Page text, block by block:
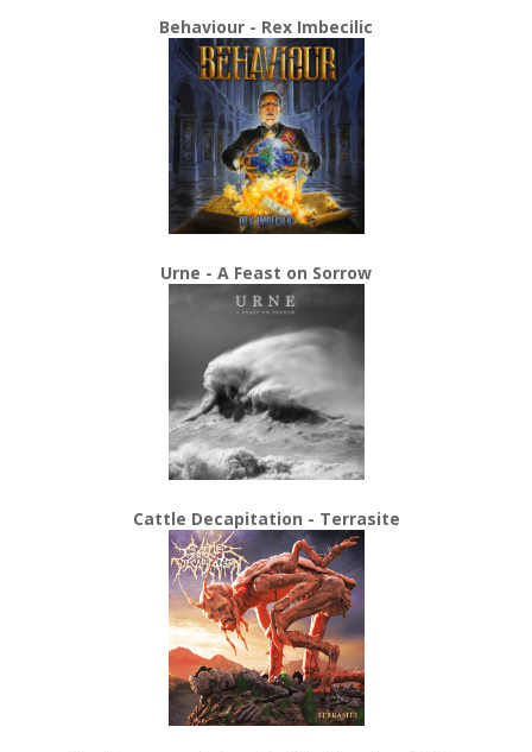
Behaviour - Rex Imbecilic
Urne - A Feast on Sorrow
Cattle Decapitation - Terrasite